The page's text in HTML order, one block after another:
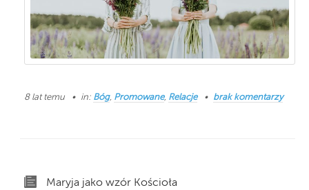
8 lat temu in: Bóg, Promowane, Relacje brak komentarzy
Maryja jako wzór Kościoła